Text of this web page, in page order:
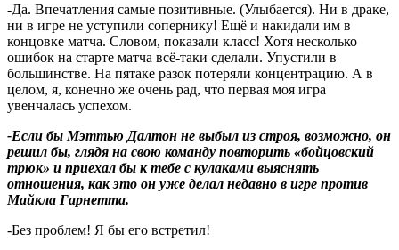
-Да. Впечатления самые позитивные. (Улыбается). Ни в драке,
ни в игре не уступили сопернику! Ещё и накидали им в
концовке матча. Словом, показали класс! Хотя несколько
ошибок на старте матча всё-таки сделали. Упустили в
большинстве. На пятаке разок потеряли концентрацию. А в
целом, я, конечно же очень рад, что первая моя игра
увенчалась успехом.
-Если бы Мэттью Далтон не выбыл из строя, возможно, он
решил бы, глядя на свою команду повторить «бойцовский
трюк» и приехал бы к тебе с кулаками выяснять
отношения, как это он уже делал недавно в игре против
Майкла Гарнетта.
-Без проблем! Я бы его встретил!